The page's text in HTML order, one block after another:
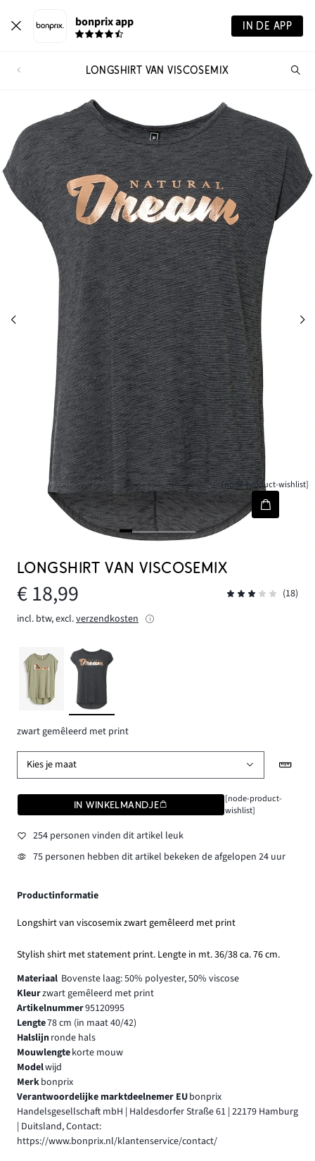
bonprix app IN DE APP
LONGSHIRT VAN VISCOSEMIX
[node-product-wishlist]
LONGSHIRT VAN VISCOSEMIX
€ 18,99
(18)
incl. btw, excl.verzendkosten
zwart gemêleerd met print
Kies je maat
IN WINKELMANDJE
[node-product-
wishlist]
254 personen vinden dit artikel leuk
75 personen hebben dit artikel bekeken de afgelopen 24 uur
Productinformatie
Longshirt van viscosemix zwart gemêleerd met print
Stylish shirt met statement print. Lengte in mt. 36/38 ca. 76 cm.
Materiaal Bovenste laag: 50% polyester, 50% viscose
Kleurzwart gemêleerd met print
Artikelnummer95120995
Lengte78 cm (in maat 40/42)
Halslijnronde hals
Mouwlengtekorte mouw
Modelwijd
Merkbonprix
Verantwoordelijke marktdeelnemer EUbonprix
Handelsgesellschaft mbH | Haldesdorfer Straße 61 | 22179 Hamburg
| Duitsland, Contact:
https://www.bonprix.nl/klantenservice/contact/